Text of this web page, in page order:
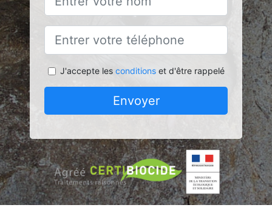
J'accepte les conditionset d'être rappelé
Envoyer